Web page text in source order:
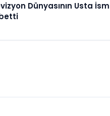
Dünyasının Usta